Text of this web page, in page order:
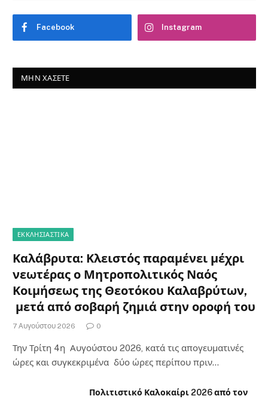
Facebook Instagram
ΜΗΝ ΧΆΣΕΤΕ
ΕΚΚΛΗΣΙΑΣΤΙΚΑ
Καλάβρυτα: Κλειστός παραμένει μέχρι
νεωτέρας ο Μητροπολιτικός Ναός
Κοιμήσεως της Θεοτόκου Καλαβρύτων,
μετά από σοβαρή ζημιά στην οροφή του
7 Αυγούστου 2026 0
Την Τρίτη 4η Αυγούστου 2026, κατά τις απογευματινές
ώρες και συγκεκριμένα δύο ώρες περίπου πριν…
Πολιτιστικό Καλοκαίρι 2026 από τον